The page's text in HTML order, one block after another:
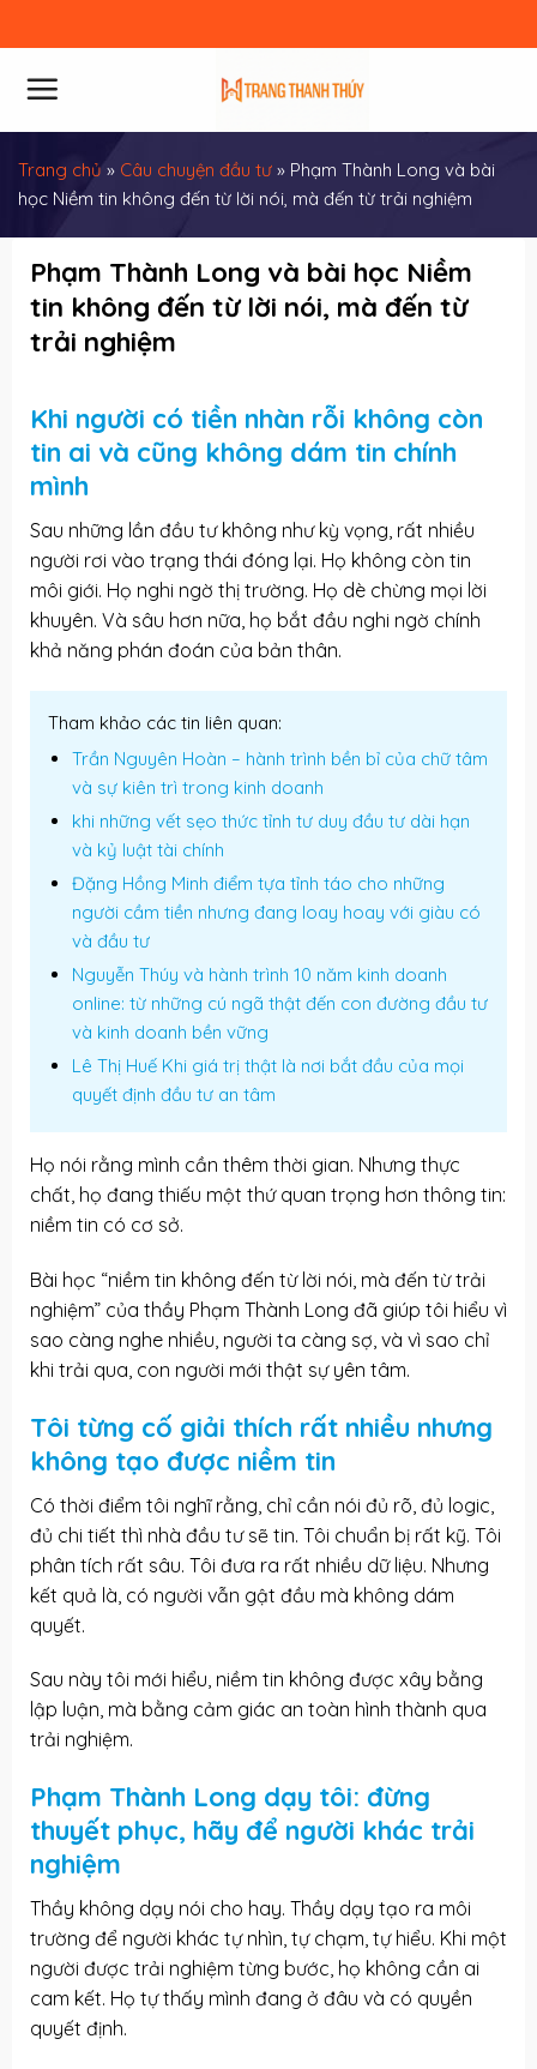
to
content
Trang chủ » Câu chuyện đầu tư » Phạm Thành Long và bài
học Niềm tin không đến từ lời nói, mà đến từ trải nghiệm
Phạm Thành Long và bài học Niềm
tin không đến từ lời nói, mà đến từ
trải nghiệm
Khi người có tiền nhàn rỗi không còn
tin ai và cũng không dám tin chính
mình
Sau những lần đầu tư không như kỳ vọng, rất nhiều
người rơi vào trạng thái đóng lại. Họ không còn tin
môi giới. Họ nghi ngờ thị trường. Họ dè chừng mọi lời
khuyên. Và sâu hơn nữa, họ bắt đầu nghi ngờ chính
khả năng phán đoán của bản thân.
Tham khảo các tin liên quan:
Trần Nguyên Hoàn – hành trình bền bỉ của chữ tâm
và sự kiên trì trong kinh doanh
khi những vết sẹo thức tỉnh tư duy đầu tư dài hạn
và kỷ luật tài chính
Đặng Hồng Minh điểm tựa tỉnh táo cho những
người cầm tiền nhưng đang loay hoay với giàu có
và đầu tư
Nguyễn Thúy và hành trình 10 năm kinh doanh
online: từ những cú ngã thật đến con đường đầu tư
và kinh doanh bền vững
Lê Thị Huế Khi giá trị thật là nơi bắt đầu của mọi
quyết định đầu tư an tâm
Họ nói rằng mình cần thêm thời gian. Nhưng thực
chất, họ đang thiếu một thứ quan trọng hơn thông tin:
niềm tin có cơ sở.
Bài học “niềm tin không đến từ lời nói, mà đến từ trải
nghiệm” của thầy Phạm Thành Long đã giúp tôi hiểu vì
sao càng nghe nhiều, người ta càng sợ, và vì sao chỉ
khi trải qua, con người mới thật sự yên tâm.
Tôi từng cố giải thích rất nhiều nhưng
không tạo được niềm tin
Có thời điểm tôi nghĩ rằng, chỉ cần nói đủ rõ, đủ logic,
đủ chi tiết thì nhà đầu tư sẽ tin. Tôi chuẩn bị rất kỹ. Tôi
phân tích rất sâu. Tôi đưa ra rất nhiều dữ liệu. Nhưng
kết quả là, có người vẫn gật đầu mà không dám
quyết.
Sau này tôi mới hiểu, niềm tin không được xây bằng
lập luận, mà bằng cảm giác an toàn hình thành qua
trải nghiệm.
Phạm Thành Long dạy tôi: đừng
thuyết phục, hãy để người khác trải
nghiệm
Thầy không dạy nói cho hay. Thầy dạy tạo ra môi
trường để người khác tự nhìn, tự chạm, tự hiểu. Khi một
người được trải nghiệm từng bước, họ không cần ai
cam kết. Họ tự thấy mình đang ở đâu và có quyền
quyết định.